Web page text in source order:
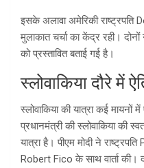
इसके अलावा अमेरिकी
मुलाकात चर्चा का केंद्र रही।
को प्रस्तावित बताई गई है।
स्लोवाकिया दौरे में
स्लोवाकिया की यात्रा कई मायनों
प्रधानमंत्री की स्लोवाकिया की
यात्रा है। पीएम मोदी ने
Robert Fico के साथ वार्ता की।